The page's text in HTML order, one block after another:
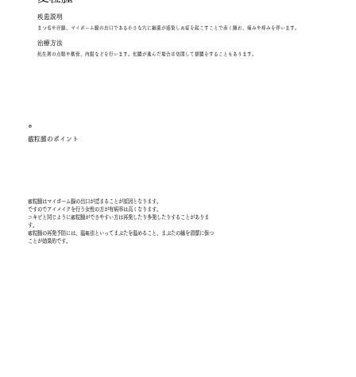
疾患説明
まつ毛や汗腺、マイボーム腺の出口である小さな穴に細菌が感染し炎症を起こすことで赤く腫れ、痛みや痒みを伴います。
​治療方法
抗生剤の点眼や軟膏、内服などを行います。化膿が進んだ場合は切開して排膿をすることもあります。
霰粒腫はマイボーム腺の出口が詰まることが原因となります。
ですのでアイメイクを行う女性の方が有病率は高くなります。
ニキビと同じように霰粒腫ができやすい方は再発したり多発したりすることがありま
す。
霰粒腫の再発予防には、温菴法といってまぶたを温めること、まぶたの縁を清潔に保つ
ことが効果的です。
霰粒腫のポイント